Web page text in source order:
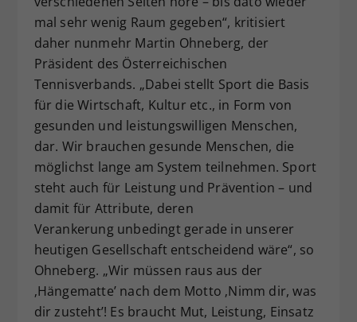
mal sehr wenig Raum gegeben“, kritisiert
daher nunmehr Martin Ohneberg, der
Präsident des Österreichischen
Tennisverbands. „Dabei stellt Sport die Basis
für die Wirtschaft, Kultur etc., in Form von
gesunden und leistungswilligen Menschen,
dar. Wir brauchen gesunde Menschen, die
möglichst lange am System teilnehmen. Sport
steht auch für Leistung und Prävention – und
damit für Attribute, deren
Verankerung unbedingt gerade in unserer
heutigen Gesellschaft entscheidend wäre“, so
Ohneberg. „Wir müssen raus aus der
‚Hängematte’ nach dem Motto ‚Nimm dir, was
dir zusteht’! Es braucht Mut, Leistung, Einsatz